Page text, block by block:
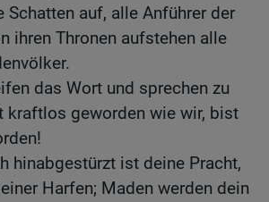
Schatten auf, alle Anführer der
ihren Thronen aufstehen alle
das Wort und sprechen zu
kraftlos geworden wie wir, bist
hinabgestürzt ist deine Pracht,
Harfen; Maden werden dein